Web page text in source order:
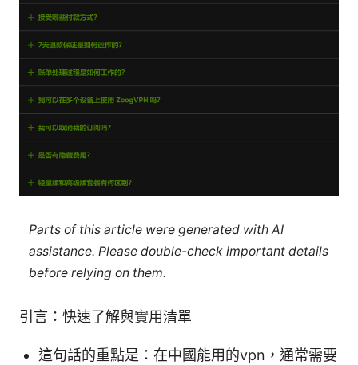
Parts of this article were generated with AI
assistance. Please double-check important details
before relying on them.
引言：快速了解與實用清單
這句話的重點是：在中國能用的vpn，通常需要